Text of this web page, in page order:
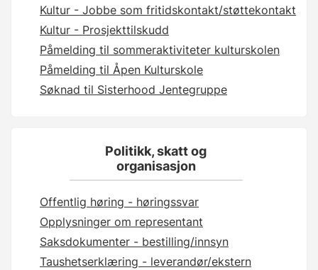
Kultur - Jobbe som fritidskontakt/støttekontakt
Kultur - Prosjekttilskudd
Påmelding til sommeraktiviteter kulturskolen
Påmelding til Åpen Kulturskole
Søknad til Sisterhood Jentegruppe
Politikk, skatt og
organisasjon
Offentlig høring - høringssvar
Opplysninger om representant
Saksdokumenter - bestilling/innsyn
Taushetserklæring - leverandør/ekstern